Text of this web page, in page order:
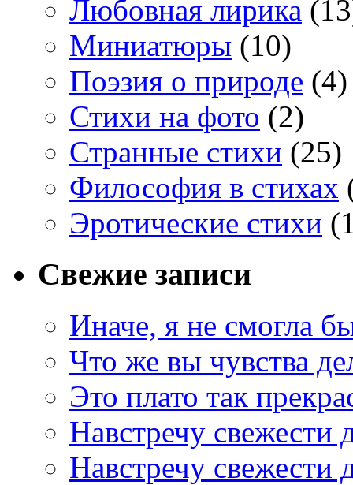
Любовная лирика
Миниатюры (10)
Поэзия о природе (4)
Стихи на фото (2)
Странные стихи (25)
Философия в стихах
Эротические стихи
Свежие записи
Иначе, я не смогла
Что же вы чувства
Это плато так
Навстречу
Навстречу свежести